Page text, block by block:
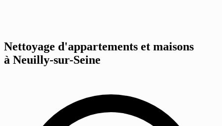
Nettoyage d'appartements et maisons
à Neuilly-sur-Seine